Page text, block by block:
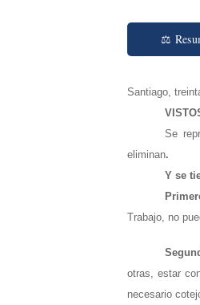
⚖
Santiago,
Se
eliminan.
Y se
Trabajo, no
otras, estar
necesario